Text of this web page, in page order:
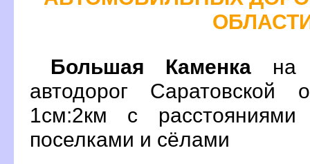
Большая Каменка на
автодорог Саратовской
1см:2км с
поселками и сёлами